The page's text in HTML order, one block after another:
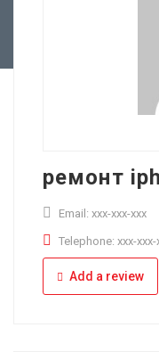
ремонт
Email: xxx-xxx-xxx
Telephone: xxx-xxx-
Add a review